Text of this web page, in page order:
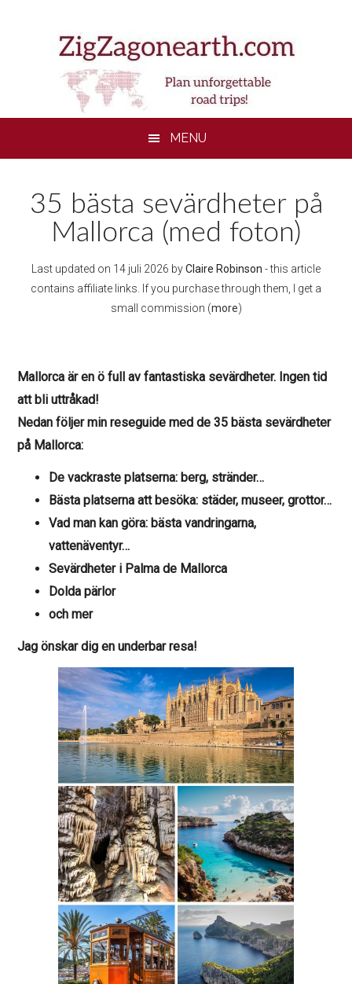
MENU
35 bästa sevärdheter på
Mallorca (med foton)
Last updated on 14 juli 2026 byClaire Robinson - this article
contains affiliate links. If you purchase through them, I get a
small commission (more)
Mallorca är en ö full av fantastiska sevärdheter. Ingen tid
att bli uttråkad!
Nedan följer min reseguide med de 35 bästa sevärdheter
på Mallorca:
De vackraste platserna: berg, stränder…
Bästa platserna att besöka: städer, museer, grottor…
Vad man kan göra: bästa vandringarna,
vattenäventyr…
Sevärdheter i Palma de Mallorca
Dolda pärlor
och mer
Jag önskar dig en underbar resa!